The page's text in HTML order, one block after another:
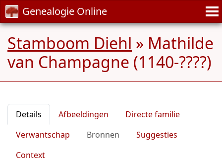
Genealogie Online
Stamboom Diehl » Mathilde
van Champagne (1140-????)
Details Afbeeldingen
Directe familie
Verwantschap
Bronnen
Suggesties
Context